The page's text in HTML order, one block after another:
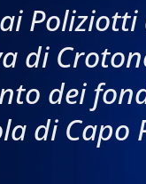
ai
di
dei
di Capo